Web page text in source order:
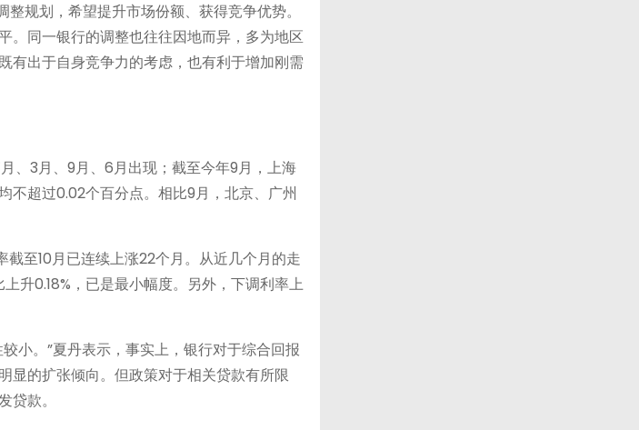
规划，希望提升市场份额、获得竞争优势。
。同一银行的调整也往往因地而异，多为地区
有出于自身竞争力的考虑，也有利于增加刚需
、3月、9月、6月出现；截至今年9月，上海
不超过0.02个百分点。相比9月，北京、广州
至10月已连续上涨22个月。从近几个月的走
升0.18%，已是最小幅度。另外，下调利率上
小。”夏丹表示，事实上，银行对于综合回报
显的扩张倾向。但政策对于相关贷款有所限
款。